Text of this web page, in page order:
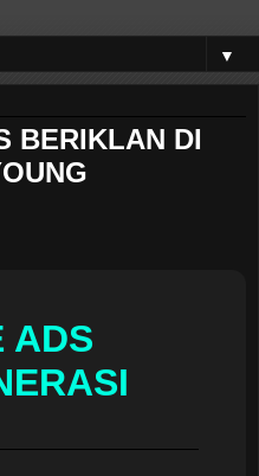
▼
BERIKLAN DI
ADS